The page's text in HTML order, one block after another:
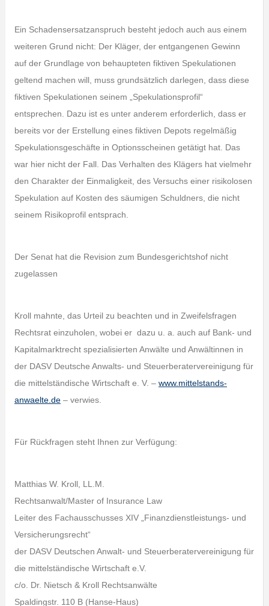
Ein Schadensersatzanspruch besteht jedoch auch aus einem
weiteren Grund nicht: Der Kläger, der entgangenen Gewinn
auf der Grundlage von behaupteten fiktiven Spekulationen
geltend machen will, muss grundsätzlich darlegen, dass diese
fiktiven Spekulationen seinem „Spekulationsprofil“
entsprechen. Dazu ist es unter anderem erforderlich, dass er
bereits vor der Erstellung eines fiktiven Depots regelmäßig
Spekulationsgeschäfte in Optionsscheinen getätigt hat. Das
war hier nicht der Fall. Das Verhalten des Klägers hat vielmehr
den Charakter der Einmaligkeit, des Versuchs einer risikolosen
Spekulation auf Kosten des säumigen Schuldners, die nicht
seinem Risikoprofil entsprach.
Der Senat hat die Revision zum Bundesgerichtshof nicht
zugelassen
Kroll mahnte, das Urteil zu beachten und in Zweifelsfragen
Rechtsrat einzuholen, wobei er dazu u. a. auch auf Bank- und
Kapitalmarktrecht spezialisierten Anwälte und Anwältinnen in
der DASV Deutsche Anwalts- und Steuerberatervereinigung für
die mittelständische Wirtschaft e. V. – www.mittelstands-
anwaelte.de– verwies.
Für Rückfragen steht Ihnen zur Verfügung:
Matthias W. Kroll, LL.M.
Rechtsanwalt/Master of Insurance Law
Leiter des Fachausschusses XIV „Finanzdienstleistungs- und
Versicherungsrecht“
der DASV Deutschen Anwalt- und Steuerberatervereinigung für
die mittelständische Wirtschaft e.V.
c/o. Dr. Nietsch & Kroll Rechtsanwälte
Spaldingstr. 110 B (Hanse-Haus)